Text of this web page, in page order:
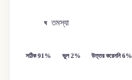
ঘ তমস্যা
সঠিক 91% ভুল 2% উত্তর করেননি 6%